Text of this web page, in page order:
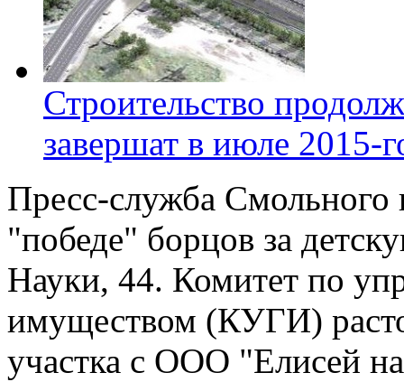
Строительство
завершат в июле 2015-
Пресс-служба
"победе" борцов за
Науки, 44. Комитет по
имуществом (КУГИ)
участка с ООО "Елисей